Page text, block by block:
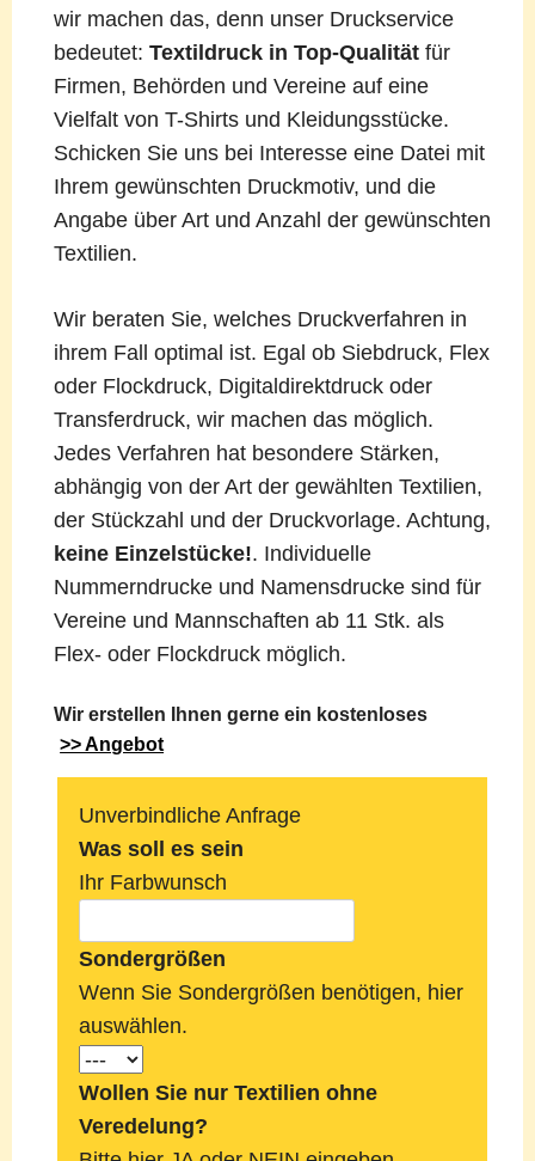
wir machen das, denn unser Druckservice
bedeutet: Textildruck in Top-Qualitätfür
Firmen, Behörden und Vereine auf eine
Vielfalt von T-Shirts und Kleidungsstücke.
Schicken Sie uns bei Interesse eine Datei mit
Ihrem gewünschten Druckmotiv, und die
Angabe über Art und Anzahl der gewünschten
Textilien.
Wir beraten Sie, welches Druckverfahren in
ihrem Fall optimal ist. Egal ob Siebdruck, Flex
oder Flockdruck, Digitaldirektdruck oder
Transferdruck, wir machen das möglich.
Jedes Verfahren hat besondere Stärken,
abhängig von der Art der gewählten Textilien,
der Stückzahl und der Druckvorlage. Achtung,
keine Einzelstücke!. Individuelle
Nummerndrucke und Namensdrucke sind für
Vereine und Mannschaften ab 11 Stk. als
Flex- oder Flockdruck möglich.
Wir erstellen Ihnen gerne ein kostenloses
>> Angebot
Unverbindliche Anfrage
Was soll es sein
Ihr Farbwunsch
Sondergrößen
Wenn Sie Sondergrößen benötigen, hier
auswählen.
Wollen Sie nur Textilien ohne
Veredelung?